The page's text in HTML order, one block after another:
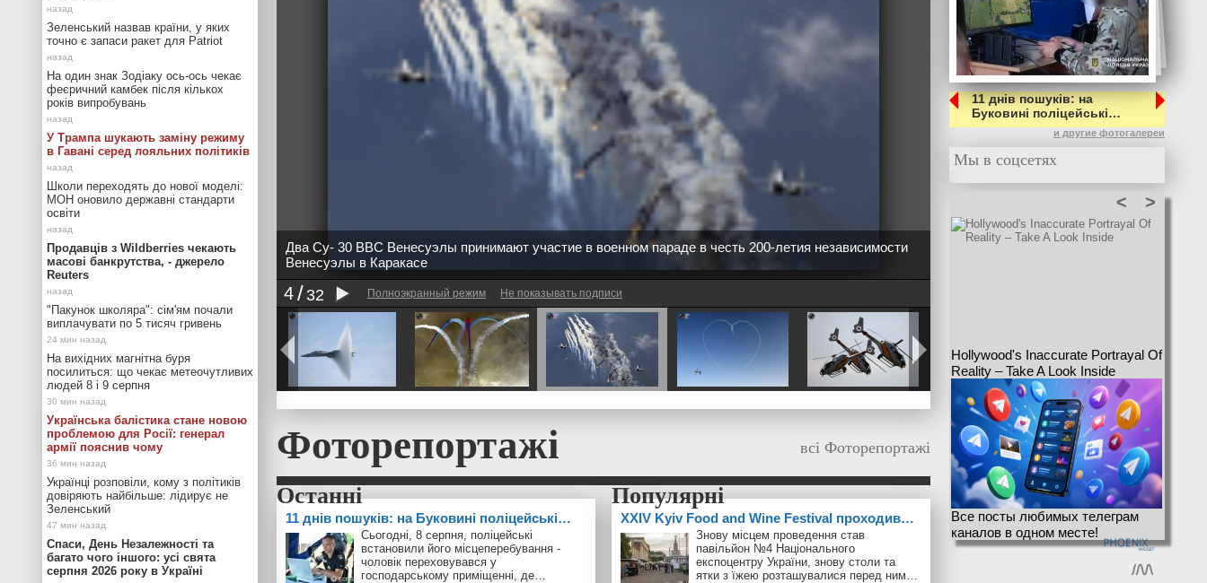
Два Су- 30 ВВС Венесуэлы принимают участие в военном параде в честь 200-летия независимости
Венесуэлы в Каракасе
4 32 Полноэкранный режим Не показывать подписи
Фоторепортажі всі Фоторепортажі
11 днів пошуків: на Буковині поліцейські…
Сьогодні, 8 серпня, поліцейські
встановили його місцеперебування -
чоловік переховувався у
господарському приміщенні, де…
ХXІV Kyiv Food and Wine Festival проходив…
Знову місцем проведення став
павільйон №4 Національного
експоцентру України, знову столи та
ятки з їжею розташувалися перед ним…
Зеленський назвав країни, у яких
точно є запаси ракет для Patriot
На один знак Зодіаку ось-ось чекає
феєричний камбек після кількох
років випробувань
У Трампа шукають заміну режиму
в Гавані серед лояльних політиків
Школи переходять до нової моделі:
МОН оновило державні стандарти
освіти
Продавців з Wildberries чекають
масові банкрутства, - джерело
Reuters
"Пакунок школяра": сім'ям почали
виплачувати по 5 тисяч гривень
На вихідних магнітна буря
посилиться: що чекає метеочутливих
людей 8 і 9 серпня
Українська балістика стане новою
проблемою для Росії: генерал
армії пояснив чому
Українці розповіли, кому з політиків
довіряють найбільше: лідирує не
Зеленський
Спаси, День Незалежності та
багато чого іншого: усі свята
серпня 2026 року в Україні
11 днів пошуків: на
Буковині поліцейські…
и другие фотогалереи
Мы в соцсетях
>
<
Hollywood's Inaccurate Portrayal Of
Reality – Take A Look Inside
Все посты любимых телеграм
каналов в одном месте!